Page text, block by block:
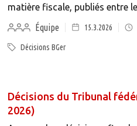
matière fiscale, publiés entre
Équipe
15.3.2026
Décisions BGer
Décisions du Tribunal
2026)